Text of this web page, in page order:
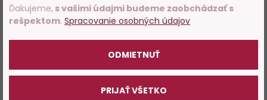
Ďakujeme, s vašimi údajmi budeme zaobchádzať s
rešpektom. Spracovanie osobných údajov
ODMIETNUŤ
PRIJAŤ VŠETKO